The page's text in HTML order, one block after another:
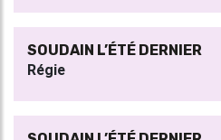
SOUDAIN L’ÉTÉ DERNIER
Régie